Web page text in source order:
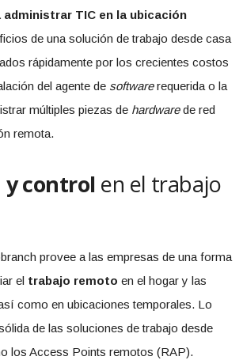
administrar TIC en la ubicación
de una solución de trabajo desde casa
rápidamente por los crecientes costos
del agente de softwarerequerida o la
múltiples piezas de hardwarede red
remota.
control en el trabajo
provee a las empresas de una forma
el trabajo remoto en el hogar y las
como en ubicaciones temporales. Lo
de las soluciones de trabajo desde
los Access Points remotos (RAP).